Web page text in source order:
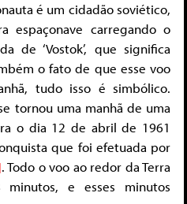
é um cidadão soviético,
carregando o
de ‘Vostok’, que significa
o fato de que esse voo
tudo isso é simbólico.
tornou uma manhã de uma
o dia 12 de abril de 1961
que foi efetuada por
. Todo o voo ao redor da Terra
e esses minutos